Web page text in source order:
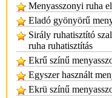
Menyasszonyi ruha
Eladó gyönyörű
Sirály ruhatisztító
ruha ruhatisztítás
Ekrű színű
Egyszer használt
Ekrü színű